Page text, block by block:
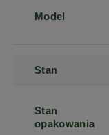
Model
Stan
Stan
opakowania